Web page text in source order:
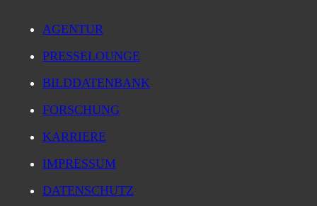
AGENTUR
PRESSELOUNGE
BILDDATENBANK
FORSCHUNG
KARRIERE
IMPRESSUM
DATENSCHUTZ